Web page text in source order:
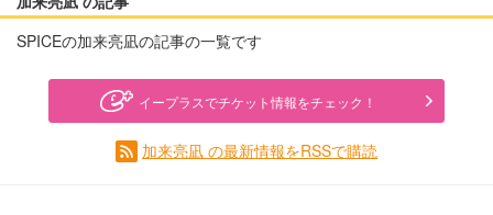
SPICEの加来亮凪の記事の一覧です
イープラスでチケット情報をチェック！
加来亮凪 の最新情報をRSSで購読